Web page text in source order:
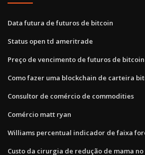
Data futura de futuros de bitcoin
Status open td ameritrade
Preço de vencimento de futuros de bitcoin
Como fazer uma blockchain de carteira
Consultor de comércio de commodities
Comércio matt ryan
Williams percentual indicador de faixa
Custo da cirurgia de redução de mama no